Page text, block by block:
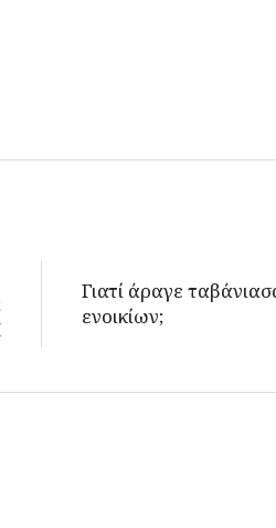
Γιατί άραγε
ενοικίων;